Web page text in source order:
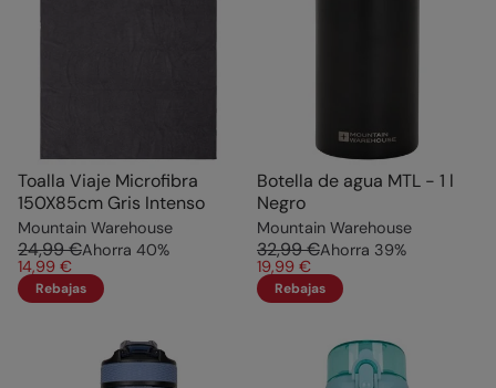
Toalla Viaje Microfibra
150X85cm Gris Intenso
Mountain Warehouse
24,99 €Ahorra 40%
14,99 €
Rebajas
Botella de agua MTL - 1 l
Negro
Mountain Warehouse
32,99 €Ahorra 39%
19,99 €
Rebajas